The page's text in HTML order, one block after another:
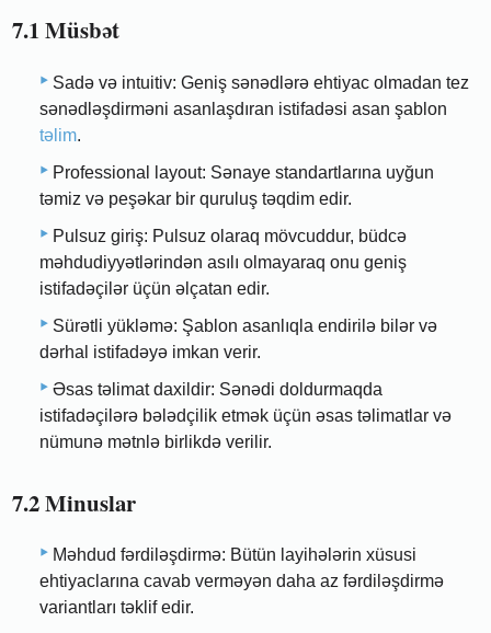
7.1 Müsbət
Sadə və intuitiv: Geniş sənədlərə ehtiyac olmadan tez
sənədləşdirməni asanlaşdıran istifadəsi asan şablon
təlim.
Professional layout: Sənaye standartlarına uyğun
təmiz və peşəkar bir quruluş təqdim edir.
Pulsuz giriş: Pulsuz olaraq mövcuddur, büdcə
məhdudiyyətlərindən asılı olmayaraq onu geniş
istifadəçilər üçün əlçatan edir.
Sürətli yükləmə: Şablon asanlıqla endirilə bilər və
dərhal istifadəyə imkan verir.
Əsas təlimat daxildir: Sənədi doldurmaqda
istifadəçilərə bələdçilik etmək üçün əsas təlimatlar və
nümunə mətnlə birlikdə verilir.
7.2 Minuslar
Məhdud fərdiləşdirmə: Bütün layihələrin xüsusi
ehtiyaclarına cavab verməyən daha az fərdiləşdirmə
variantları təklif edir.